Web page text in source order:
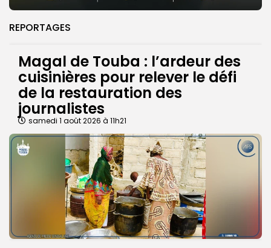
REPORTAGES
Magal de Touba : l’ardeur des
cuisinières pour relever le défi
de la restauration des
journalistes
samedi 1 août 2026 à 11h21